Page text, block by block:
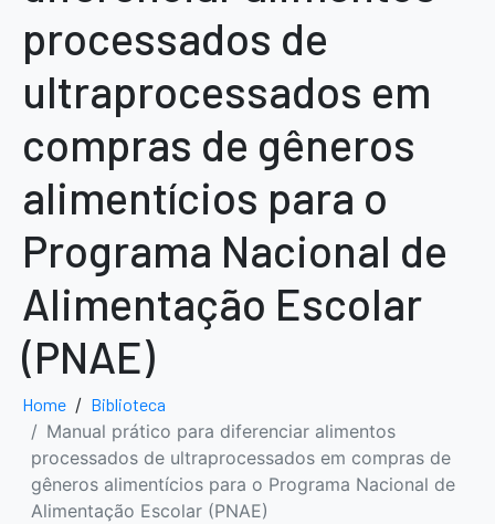
processados de
ultraprocessados em
compras de gêneros
alimentícios para o
Programa Nacional de
Alimentação Escolar
(PNAE)
Home Biblioteca
Manual prático para diferenciar alimentos
processados de ultraprocessados em compras de
gêneros alimentícios para o Programa Nacional de
Alimentação Escolar (PNAE)